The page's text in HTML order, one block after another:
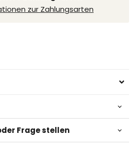
zur Zahlungsarten
Frage stellen